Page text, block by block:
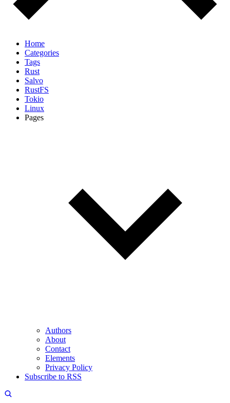
Home
Categories
Tags
Rust
Salvo
RustFS
Tokio
Linux
Pages
Authors
About
Contact
Elements
Privacy Policy
Subscribe to RSS